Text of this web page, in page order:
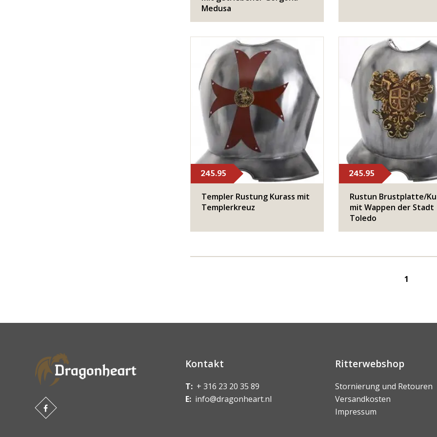
Medusa
245.95
Templer Rustung Kurass mit
Templerkreuz
245.95
Rustun Brustplatte/
mit Wappen der Stadt
Toledo
1
Kontakt
T: + 316 23 20 35 89
E: info@dragonheart.nl
Ritterwebshop
Stornierung und Retouren
Versandkosten
Impressum